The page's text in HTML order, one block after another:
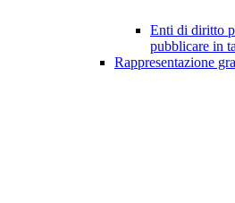
Enti di diritto
pubblicare in
Rappresentazione